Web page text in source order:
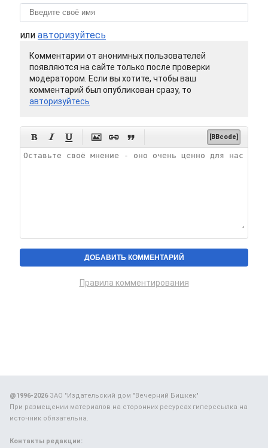
или авторизуйтесь
Комментарии от анонимных пользователей
появляются на сайте только после проверки
модератором. Если вы хотите, чтобы ваш
комментарий был опубликован сразу, то
авторизуйтесь
      [BBcode]
Правила комментирования
@1996-2026ЗАО "Издательский дом "Вечерний Бишкек"
При размещении материалов на сторонних ресурсах гиперссылка на
источник обязательна.
Контакты редакции: